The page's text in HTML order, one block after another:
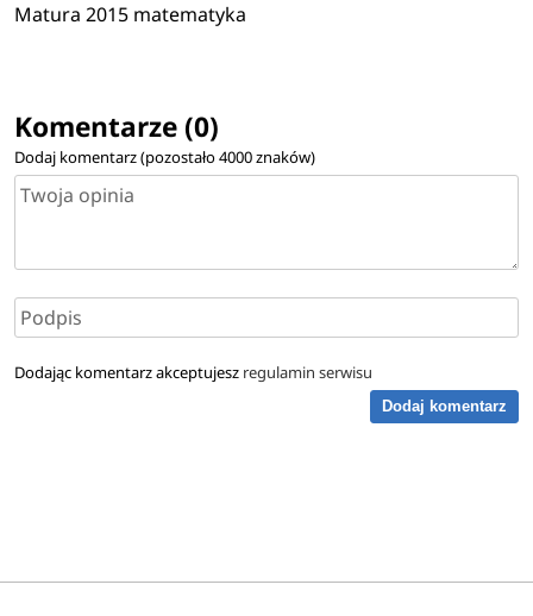
Matura 2015 matematyka
Komentarze (0)
Dodaj komentarz (pozostało4000znaków)
Dodając komentarz akceptujesz regulamin serwisu
Dodaj komentarz